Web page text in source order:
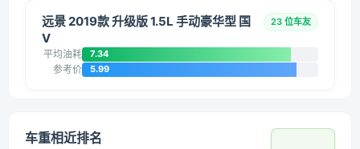
远景 2019款 升级版 1.5L 手动豪华型 国
V
23 位车友
平均油耗 7.34
参考价 5.99
车重相近排名